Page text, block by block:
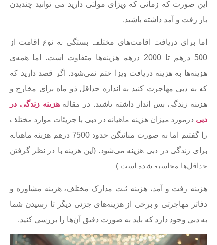
این صورت که زمانی که ویزای مولتی دارید می توانید چندیدن
بار رفت و آمد داشته باشید.
اما برای دریافت اقامت‌های مختلف بستگی به نوع اقامت از
500 درهم تا 2000 درهم هزینه‌ها متفاوت است. اما همه‌ی
هزینه‌ها به هزینه دریافت ویزا ختم نمی‌شود. اگر قصد دارید که
که به دبی مهاجرت کنید به اندازه حداقل ذو ماه برای مخارج و
هزینه زندگی پس انداز داشته باشید. در مقاله هزینه زندگی در
دبی درمورد میزان هزینه ماهیانه در دبی با جزیئات موارد مختلف
را گفتیم اما به صورت میانیگن حدود 7500 درهم هزینه ماهیانه
برای زندگی در دبی هزینه می‌شود. (این هزینه با در نظر گرفتن
حداقل‌ها محاسبه شده است.)
هزینه رفت و آمد، هزینه ثبت مدارک مختلف، هزینه مشاوره و
دفاتر مهاجرتی و برخی از هزینه‌های جزئی دیگر تا رسیدن شما
به دبی وجود دارد که باید به صورت دقیق آن‌ها را بررسی کنید.